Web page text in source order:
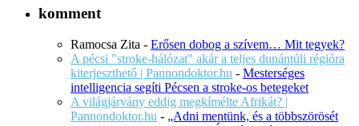
komment
Ramocsa Zita - Erősen dobog a szívem… Mit tegyek?
A pécsi "stroke-hálózat" akár a teljes dunántúli régióra
kiterjeszthető | Pannondoktor.hu - Mesterséges
intelligencia segíti Pécsen a stroke-os betegeket
A világjárvány eddig megkímélte Afrikát? |
Pannondoktor.hu - „Adni mentünk, és a többszörösét